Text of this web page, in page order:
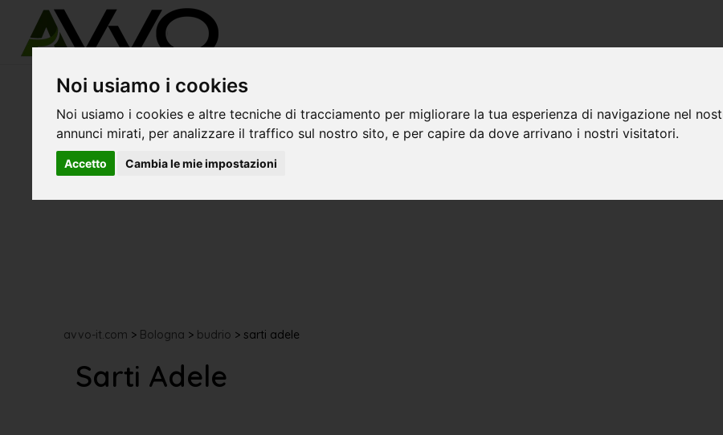
Noi usiamo i cookies
Noi usiamo i cookies e altre tecniche di tracciamento per migliorare la tua esperienza di navigazione nel
annunci mirati, per analizzare il traffico sul nostro sito, e per capire da dove arrivano i nostri visitatori.
Accetto Cambia le mie impostazioni
avvo-it.com > Bologna >budrio > sarti adele
Sarti Adele